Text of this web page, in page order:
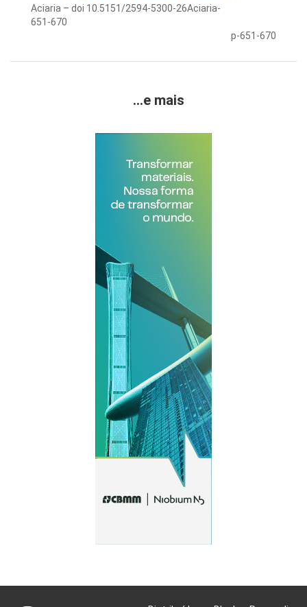
Aciaria – doi 10.5151/2594-5300-26Aciaria-
651-670
p-651-670
...e mais